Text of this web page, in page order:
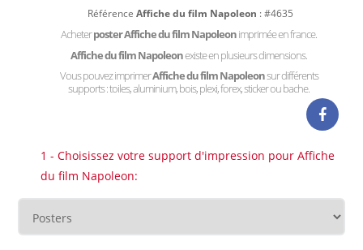
Référence Affiche du film Napoleon : #4635
Acheterposter Affiche du film Napoleonimprimée en france.
Affiche du film Napoleonexiste en plusieurs dimensions.
Vous pouvez imprimerAffiche du film Napoleonsur différents
supports : toiles, aluminium, bois, plexi, forex, sticker ou bache.
1 - Choisissez votre support d'impression pour Affiche
du film Napoleon: